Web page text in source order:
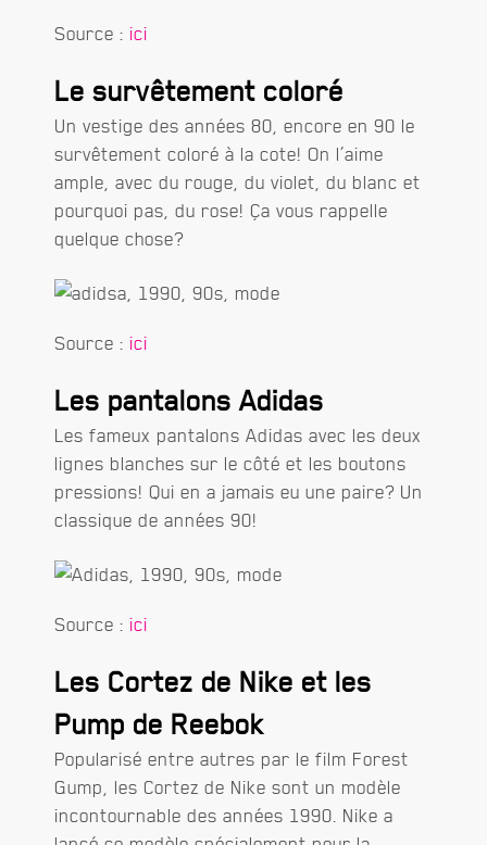
Source : ici
Le survêtement coloré
Un vestige des années 80, encore en 90 le
survêtement coloré à la cote! On l’aime
ample, avec du rouge, du violet, du blanc et
pourquoi pas, du rose! Ça vous rappelle
quelque chose?
Source : ici
Les pantalons Adidas
Les fameux pantalons Adidas avec les deux
lignes blanches sur le côté et les boutons
pressions! Qui en a jamais eu une paire? Un
classique de années 90!
Source : ici
Les Cortez de Nike et les
Pump de Reebok
Popularisé entre autres par le film Forest
Gump, les Cortez de Nike sont un modèle
incontournable des années 1990. Nike a